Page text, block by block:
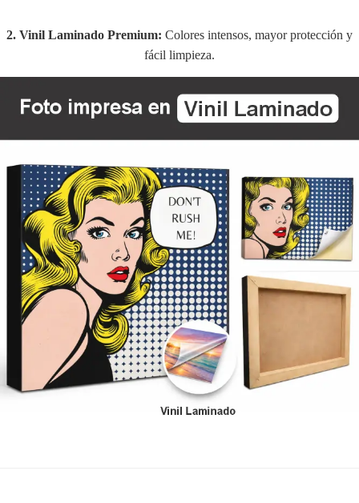
2. Vinil Laminado Premium: Colores intensos, mayor protección y
fácil limpieza.